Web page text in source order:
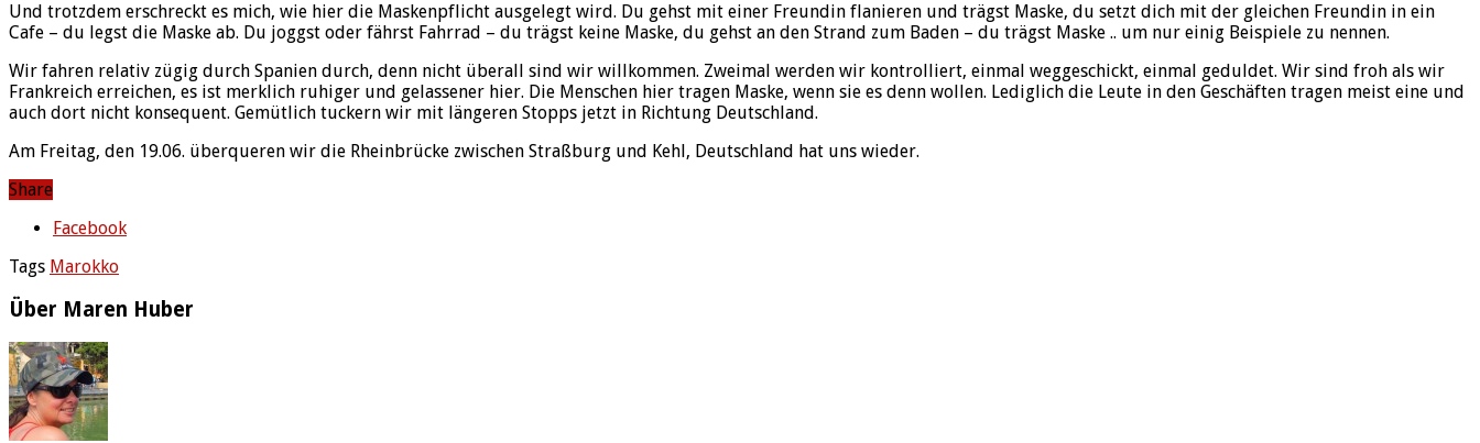
Und trotzdem erschreckt es mich, wie hier die Maskenpflicht ausgelegt wird. Du gehst mit einer Freundin flanieren und trägst Maske, du setzt dich mit der gleichen Freundin in ein
Cafe – du legst die Maske ab. Du joggst oder fährst Fahrrad – du trägst keine Maske, du gehst an den Strand zum Baden – du trägst Maske .. um nur einig Beispiele zu nennen.
Wir fahren relativ zügig durch Spanien durch, denn nicht überall sind wir willkommen. Zweimal werden wir kontrolliert, einmal weggeschickt, einmal geduldet. Wir sind froh als wir
Frankreich erreichen, es ist merklich ruhiger und gelassener hier. Die Menschen hier tragen Maske, wenn sie es denn wollen. Lediglich die Leute in den Geschäften tragen meist eine und
auch dort nicht konsequent. Gemütlich tuckern wir mit längeren Stopps jetzt in Richtung Deutschland.
Am Freitag, den 19.06. überqueren wir die Rheinbrücke zwischen Straßburg und Kehl, Deutschland hat uns wieder.
Share
Facebook
Tags Marokko
Über Maren Huber